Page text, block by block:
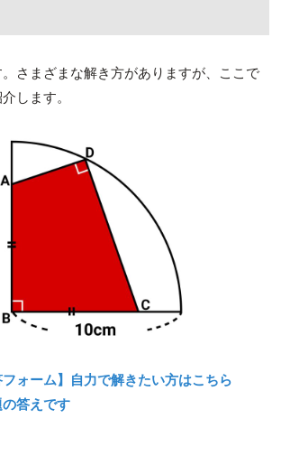
さまざまな解き方がありますが、ここで
します。
フォーム】自力で解きたい方はこちら
答えです